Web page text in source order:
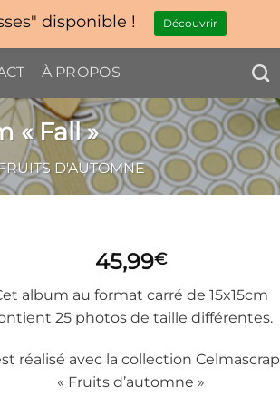
À PROPOS
« Fall »
D'AUTOMNE
45,99€
album au format carré de 15x15cm
25 photos de taille différentes.
réalisé avec la collection Celmascrap
« Fruits d’automne »
disponible ! Découvrir